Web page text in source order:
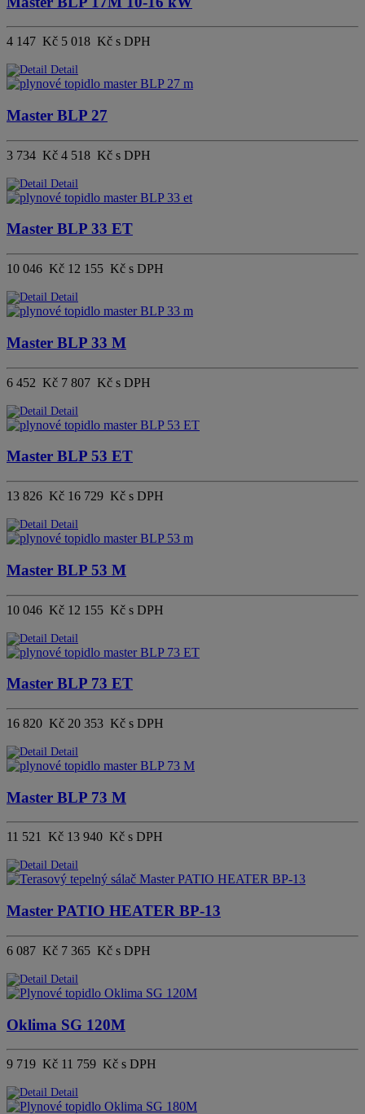
4 147 Kč 5 018 Kč s DPH
Detail
Master BLP 27
3 734 Kč 4 518 Kč s DPH
Detail
Master BLP 33 ET
10 046 Kč 12 155 Kč s DPH
Detail
Master BLP 33 M
6 452 Kč 7 807 Kč s DPH
Detail
Master BLP 53 ET
13 826 Kč 16 729 Kč s DPH
Detail
Master BLP 53 M
10 046 Kč 12 155 Kč s DPH
Detail
Master BLP 73 ET
16 820 Kč 20 353 Kč s DPH
Detail
Master BLP 73 M
11 521 Kč 13 940 Kč s DPH
Detail
Master PATIO HEATER BP-13
6 087 Kč 7 365 Kč s DPH
Detail
Oklima SG 120M
9 719 Kč 11 759 Kč s DPH
Detail